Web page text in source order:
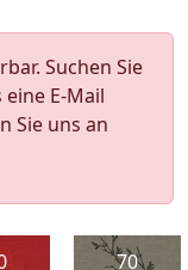
Suchen Sie
E-Mail
Sie uns an
70